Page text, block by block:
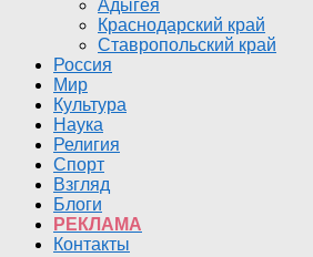
Адыгея
Краснодарский край
Ставропольский край
Россия
Мир
Культура
Наука
Религия
Спорт
Взгляд
Блоги
РЕКЛАМА
Контакты